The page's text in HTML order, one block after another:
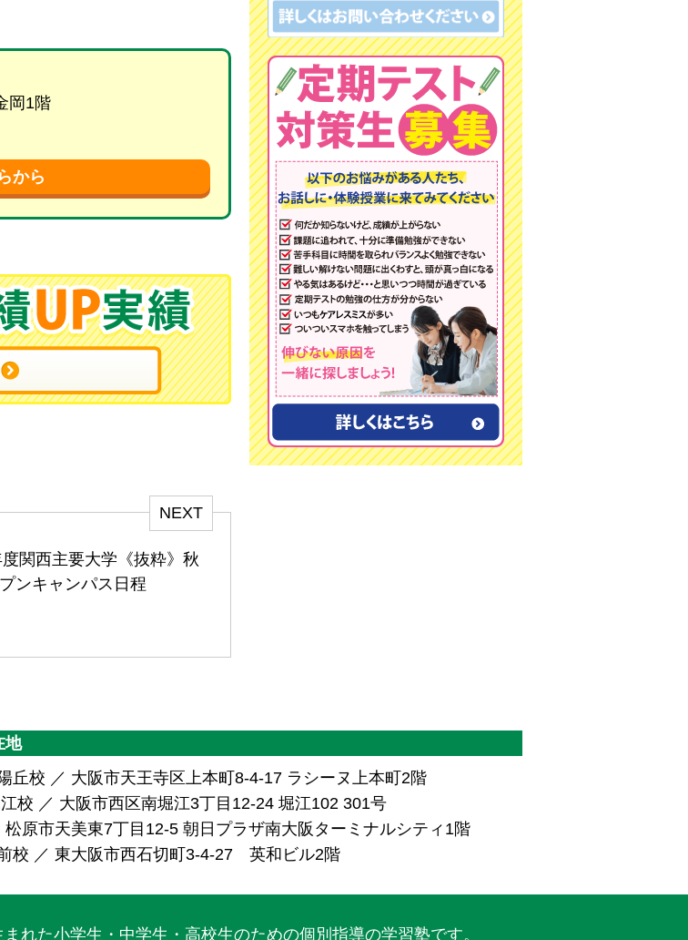
岡1階
から
NEXT
関西主要大学《抜粋》秋
ンキャンパス日程
地
丘校 ／ 大阪市天王寺区上本町8-4-17 ラシーヌ上本町2階
校 ／ 大阪市西区南堀江3丁目12-24 堀江102 301号
松原市天美東7丁目12-5 朝日プラザ南大阪ターミナルシティ1階
校 ／ 東大阪市西石切町3-4-27 英和ビル2階
れた小学生・中学生・高校生のための個別指導の学習塾です。